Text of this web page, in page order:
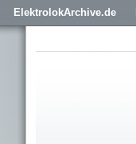
ElektrolokArchive.de